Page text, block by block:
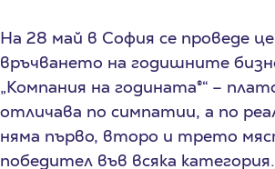
На 28 май в София се проведе
връчването на годишните
„Компания на годината®“ –
отличава по симпатии, а по
няма първо, второ и трето
победител във всяка